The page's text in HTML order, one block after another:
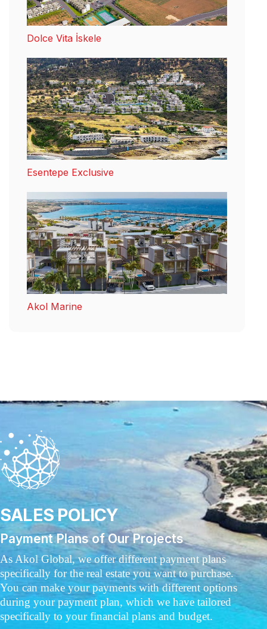
Dolce Vita İskele
Esentepe Exclusive
Akol Marine
SALES POLICY
Payment Plans of Our Projects
As Akol Global, we offer different payment plans
specifically for the real estate you want to purchase.
You can make your payments with different options
during your payment plan, which we have tailored
specifically to your financial plans and budget.